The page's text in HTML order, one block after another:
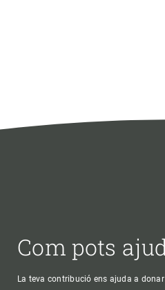
Com pots
La teva contribució ens ajuda a